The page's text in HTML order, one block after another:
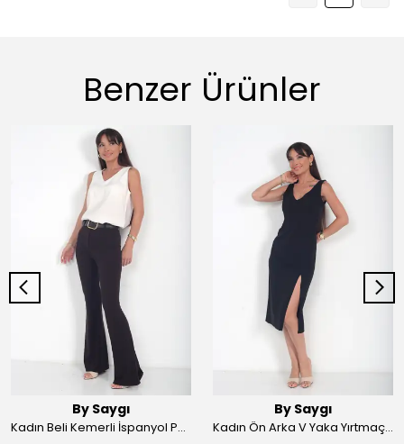
Benzer Ürünler
By Saygı
Kadın Beli Kemerli İspanyol Paça Likralı Krep Pantolon - Kahve
By Saygı
Kadın Ön Arka V Yaka Yırtmaçlı Likralı Scuba Midi Elbise - Siyah